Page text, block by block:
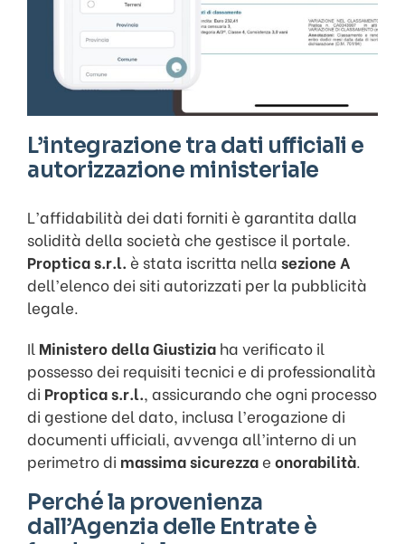
L’integrazione tra dati ufficiali e
autorizzazione ministeriale
L’affidabilità dei dati forniti è garantita dalla
solidità della società che gestisce il portale.
Proptica s.r.l. è stata iscritta nella sezione A
dell’elenco dei siti autorizzati per la pubblicità
legale.
Il Ministero della Giustizia ha verificato il
possesso dei requisiti tecnici e di professionalità
di Proptica s.r.l., assicurando che ogni processo
di gestione del dato, inclusa l’erogazione di
documenti ufficiali, avvenga all’interno di un
perimetro di massima sicurezzae onorabilità.
Perché la provenienza
dall’Agenzia delle Entrate è